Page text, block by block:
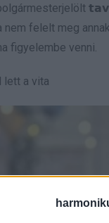
felelt meg
figyelembe venni.
lett a vita